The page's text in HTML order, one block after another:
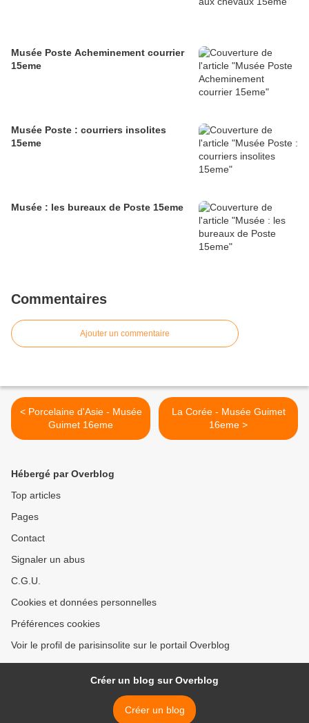
Musée Poste Acheminement courrier
15eme
Musée Poste : courriers insolites
15eme
Musée : les bureaux de Poste 15eme
Commentaires
Ajouter un commentaire
< Porcelaine d'Asie - Musée
Guimet 16eme
La Corée - Musée Guimet
16eme >
Hébergé par Overblog
Top articles
Pages
Contact
Signaler un abus
C.G.U.
Cookies et données personnelles
Préférences cookies
Voir le profil de parisinsolite sur le portail Overblog
Créer un blog sur Overblog
Créer un blog